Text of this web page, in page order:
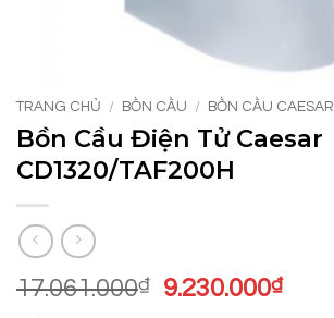
TRANG CHỦ / BỒN CẦU / BỒN CẦU CAESAR
Bồn Cầu Điện Tử Caesar
CD1320/TAF200H
17.061.000₫
Giá
9.230.000₫Giá